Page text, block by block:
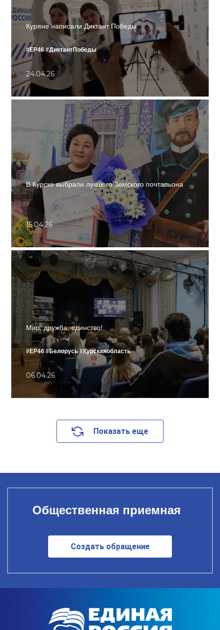
Куряне написали Диктант Победы
#ЕР46 #ДиктантПобеды
24.04.26
В Курске выбрали лучшего Земского почтальона
15.04.26
Мир, дружба, единство!
#ЕР46 #Белорусь #Курскаяобласть
06.04.26
Показать еще
Общественная приемная
Создать обращение